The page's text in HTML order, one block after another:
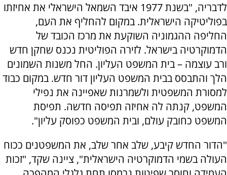
לדבריה, "בשנת 1977 איבד השמאל הישראלי את אחיזתו
בפוליטיקה הישראלית. במקום להחליף את העם,
החליפה ההגמוניה השוקעת את מרכז הכובד של
הדמוקרטיה בישראל. לזירה הפוליטית נכנס שחקן חדש
ורב עוצמה – בית המשפט העליון. החל משנות השמונים
הלך והתבסס בבית המשפט העליון דור חדש. במקום כבוד
למסורת המשפטית ולשמרנות שאפיינה את נפילי
המשפט, קנתה לה אחיזה תפיסה חדשה. תפיסת
המשפט כחובק עולם, ובית המשפט כפוסק עליון".
"הדור החדש קיבע, שלב אחר שלב, את המשפטנים ככוח
העולה בשמי הדמוקרטיה הישראלית", ציינה שקד, "זכות